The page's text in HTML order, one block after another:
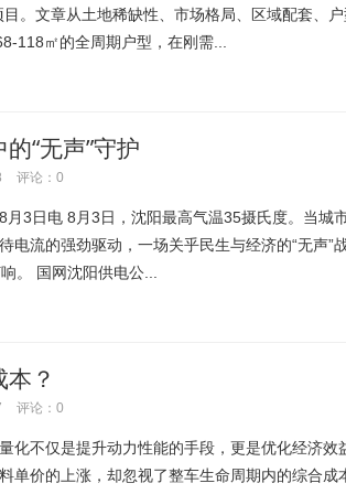
目。文章从土地稀缺性、市场格局、区域配套、
118㎡的全周期户型，在刚需...
“无声”守护
评论：0
日电 8月3日，沈阳最高气温35摄氏度。当城
电流的强劲驱动，一场关乎民生与经济的“无声”
。 国网沈阳供电公...
？
评论：0
化不仅是提升动力性能的手段，更是优化经济效
单价的上涨，却忽视了整车生命周期内的综合成